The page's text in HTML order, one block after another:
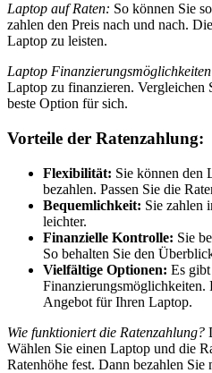
Laptop auf Raten: So können Sie
zahlen den Preis nach und nach.
Laptop zu leisten.
Laptop
Laptop zu finanzieren. Vergleichen
beste Option für sich.
Vorteile der Ratenzahlung:
Flexibilität: Sie können den
bezahlen. Passen Sie die
Bequemlichkeit: Sie zahlen
leichter.
Finanzielle Kontrolle: Sie
So behalten Sie den
Vielfältige Optionen: Es
Finanzierungsmöglichkeiten.
Angebot für Ihren Laptop.
Wie funktioniert die Ratenzahlung?
Wählen Sie einen Laptop und die
Ratenhöhe fest. Dann bezahlen Sie